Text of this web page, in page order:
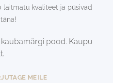
kvaliteet ja püsivad
kaubamärgi pood. Kaupu
MEILE